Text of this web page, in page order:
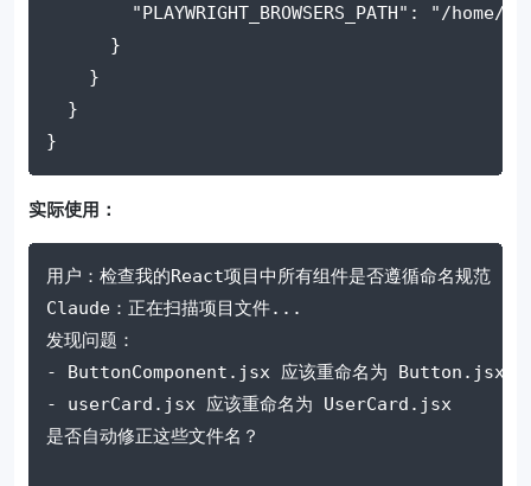
"PLAYWRIGHT_BROWSERS_PATH" :
"/home/
}
}
  }
}
实际使用：
用户：检查我的React项目中所有组件是否遵循命名规范
Claude：正在扫描项目文件...
发现问题：
- ButtonComponent.jsx 应该重命名为 Button.jsx
- userCard.jsx 应该重命名为 UserCard.jsx
是否自动修正这些文件名？